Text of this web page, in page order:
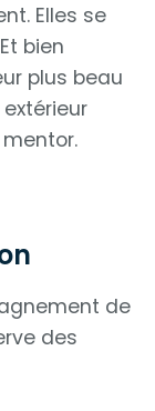
Elles se
bien
plus beau
de
des